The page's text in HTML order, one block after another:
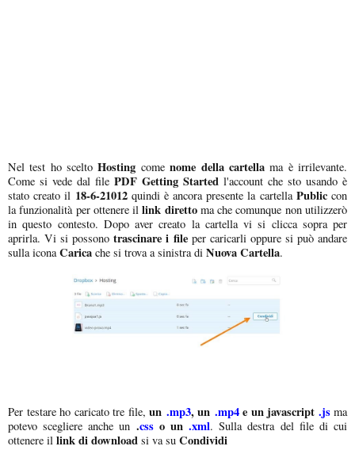
Nel test ho scelto Hosting comenome della cartellama è irrilevante.
Come si vede dal file PDF Getting Started l'account che sto usando è
stato creato il 18-6-21012quindi è ancora presente la cartella Publiccon
la funzionalità per ottenere illink direttoma che comunque non utilizzerò
in questo contesto. Dopo aver creato la cartella vi si clicca sopra per
aprirla. Vi si possonotrascinare i fileper caricarli oppure si può andare
sulla iconaCarica che si trova a sinistra di Nuova Cartella.
Per testare ho caricato tre file, un .mp3, un .mp4e un javascript .jsma
potevo scegliere anche un .css o un.xml. Sulla destra del file di cui
ottenere il link di download si va su Condividi